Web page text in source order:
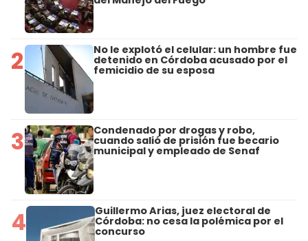
2 No le explotó el celular: un hombre fue
detenido en Córdoba acusado por el
femicidio de su esposa
3 Condenado por drogas y robo,
cuando salió de prisión fue becario
municipal y empleado de Senaf
4 Guillermo Arias, juez electoral de
Córdoba: no cesa la polémica por el
concurso